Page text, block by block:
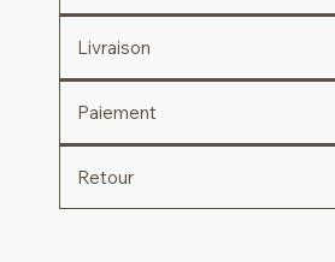
Livraison
Paiement
Retour